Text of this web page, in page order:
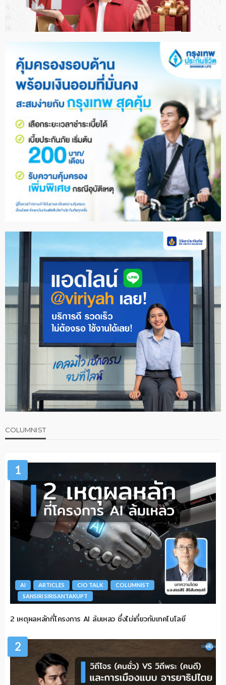
COLUMNIST
1
AI ARTICLES CIO TALK
COLUMNIST
SANSIRI SIRISANTAKUPT
2 เหตุผลหลักที่โครงการ AI ล้มเหลว ซึ่งไม่เกี่ยวกับเทคโนโลยี
2